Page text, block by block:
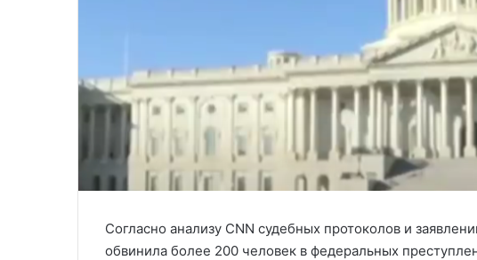
Согласно анализу CNN судебных протоколов и
обвинила более 200 человек в федеральных